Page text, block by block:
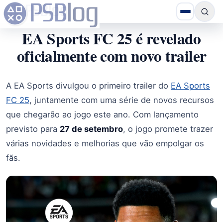
EA Sports FC 25 é revelado
oficialmente com novo trailer
A EA Sports divulgou o primeiro trailer do EA Sports
FC 25, juntamente com uma série de novos recursos
que chegarão ao jogo este ano. Com lançamento
previsto para 27 de setembro, o jogo promete trazer
várias novidades e melhorias que vão empolgar os
fãs.